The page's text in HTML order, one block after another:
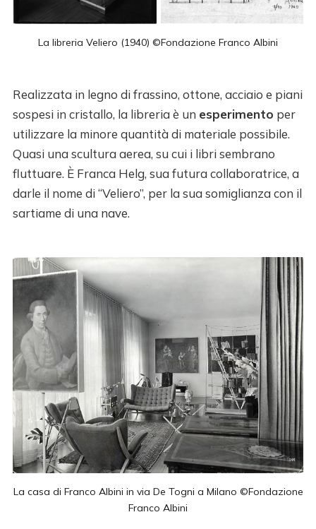
La libreria Veliero (1940) ©Fondazione Franco Albini
Realizzata in legno di frassino, ottone, acciaio e piani
sospesi in cristallo, la libreria è un esperimento per
utilizzare la minore quantità di materiale possibile.
Quasi una scultura aerea, su cui i libri sembrano
fluttuare. È Franca Helg, sua futura collaboratrice, a
darle il nome di “Veliero”, per la sua somiglianza con il
sartiame di una nave.
La casa di Franco Albini in via De Togni a Milano ©Fondazione
Franco Albini